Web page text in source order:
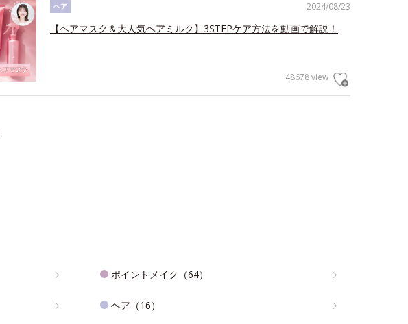
2024/08/23
ヘア
【ヘアマスク＆大人気ヘアミルク】3STEPケア方法を動画で解説！
48678 view
ポイントメイク（64）
ヘア（16）